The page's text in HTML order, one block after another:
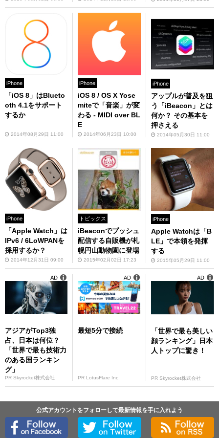
iPhone
「iOS 8」はBlueto
oth 4.1をサポート
するか
2014年08月29日 11:00
iPhone
iOS 8 / OS X Yose
miteで「音楽」が変
わる - MIDI over BL
E
2014年06月23日 10:00
iPhone
アップルが普及を狙
う「iBeacon」とは
何か？ その基本を
押さえる
2014年05月30日 11:00
iPhone
「Apple Watch」は
IPv6 / 6LoWPANを
採用するか？
2014年12月31日 09:00
トピックス
iBeaconでプッシュ
配信する自販機が札
幌円山動物園に登場
2015年02月02日 17:23
iPhone
Apple Watchは「B
LE」で本領を発揮
する
2015年05月29日 11:00
アジアがTop3独
占、日本は何位？
「世界で最も技術力
のある国ランキン
グ」
PR Skyrocket株式会社
AD
最短5分で接続
PR LotusFlare Inc
AD
「世界で最も美しい
顔ランキング」日本
人トップに驚き！
PR Skyrocket株式会社
AD
公式アカウントをフォローして最新情報を手に入れよう